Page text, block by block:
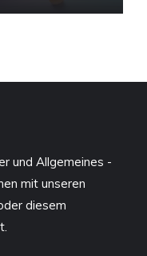
und Allgemeines -
mit unseren
diesem